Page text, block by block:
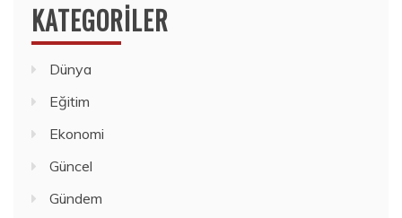
KATEGORILER
Dünya
Eğitim
Ekonomi
Güncel
Gündem